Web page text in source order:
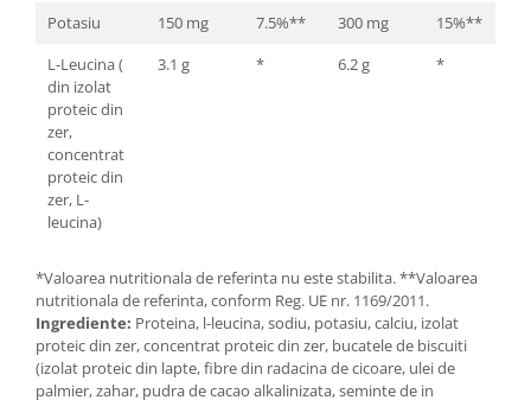
Potasiu
150 mg 7.5%** 300 mg
15%**
L-Leucina (
din izolat
proteic din
zer,
concentrat
proteic din
zer, L-
leucina)
3.1 g * 6.2 g *
*Valoarea nutritionala de referinta nu este stabilita. **Valoarea
nutritionala de referinta, conform Reg. UE nr. 1169/2011.
Ingrediente: Proteina, l-leucina, sodiu, potasiu, calciu, izolat
proteic din zer, concentrat proteic din zer, bucatele de biscuiti
(izolat proteic din lapte, fibre din radacina de cicoare, ulei de
palmier, zahar, pudra de cacao alkalinizata, seminte de in